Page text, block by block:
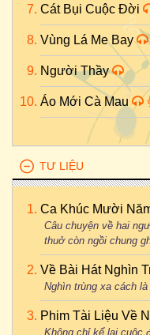
Cát Bụi Cuộc Đời
Vùng Lá Me Bay
Người Thầy
Áo Mới Cà Mau
TƯ LIỆU
Ca Khúc Mười
Câu chuyện về hai
thuở còn ngồi chung
Về Bài Hát Nghìn
Nghìn trùng xa cách
Phim Tài Liệu Về
Không chỉ kể lại cuộc